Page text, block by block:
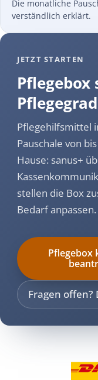
Die monatliche
verständlich erklärt.
JETZT STARTEN
Pflegebox
Pflegehilfsmittel
Pauschale von
Hause: sanus+
stellen die Box
Bedarf anpassen.
Pflegebox
Fragen offen?